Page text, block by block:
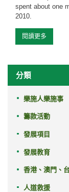
spent about one
2010.
閱讀更多
分類
樂施人樂施事
籌款活動
發展項目
發展教育
香港、澳門、
人道救援